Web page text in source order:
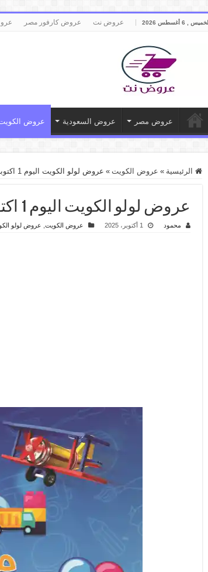
الخميس , 6 أغسطس 2026 عروض نت عروض كارفور مصر
عروض مصر عروض السعودية عروض
الرئيسية » عروض الكويت » عروض لولو الكويت اليوم 1 اكتوبر حتى 7 اكتوبر 2025 مهرجان الالعاب
عروض لولو الكويت اليوم 1 اكتوبر حتى 7 اكتوبر 2025 مهرجان الالعاب
محمود 1 أكتوبر، 2025 عروض الكويت عروض لولو